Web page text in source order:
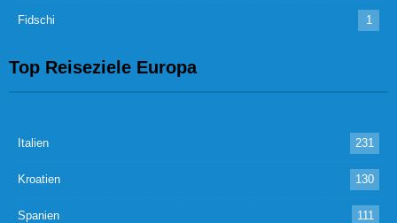
Fidschi 1
Top Reiseziele Europa
Italien 231
Kroatien 130
Spanien 111